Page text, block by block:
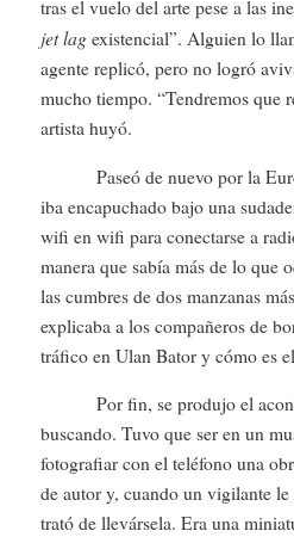
tras el vuelo del arte pese a las
jet lag existencial”. Alguien lo
agente replicó, pero no logró
mucho tiempo. “Tendremos que
artista huyó.
Paseó de nuevo por la
iba encapuchado bajo una
wifi en wifi para conectarse a
manera que sabía más de lo que
las cumbres de dos manzanas
explicaba a los compañeros de
tráfico en Ulan Bator y cómo es
Por fin, se produjo el
buscando. Tuvo que ser en un
fotografiar con el teléfono una
de autor y, cuando un vigilante
trató de llevársela. Era una